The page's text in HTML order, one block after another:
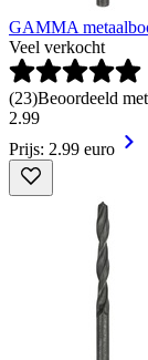
GAMMA
Veel verkocht
(23)Beoordeeld
2.99
Prijs: 2.99 euro